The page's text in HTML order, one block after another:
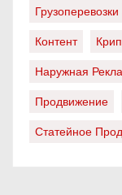
Грузоперевозки
Контент
Наружная
Продвижение
Статейное